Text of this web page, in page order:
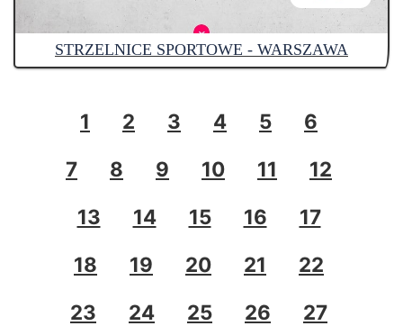
STRZELNICE SPORTOWE - WARSZAWA
1 2 3 4 5
6
7
8 9 10 11
12
13
14 15 16
17
18
19 20 21
22
23
24 25 26 27